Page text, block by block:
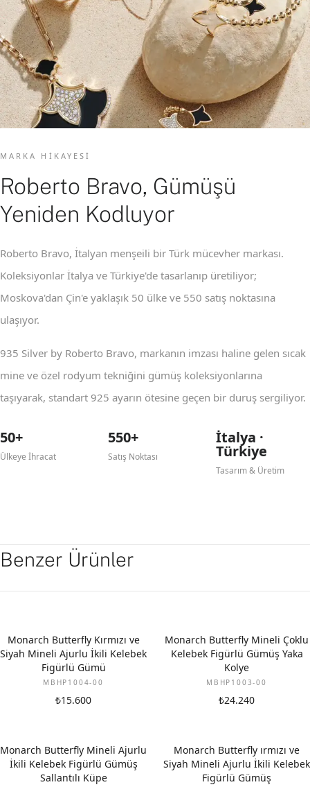
MARKA HIKAYESI
Roberto Bravo, Gümüşü
Yeniden Kodluyor
Roberto Bravo, İtalyan menşeili bir Türk mücevher markası.
Koleksiyonlar İtalya ve Türkiye'de tasarlanıp üretiliyor;
Moskova'dan Çin'e yaklaşık 50 ülke ve 550 satış noktasına
ulaşıyor.
935 Silver by Roberto Bravo, markanın imzası haline gelen sıcak
mine ve özel rodyum tekniğini gümüş koleksiyonlarına
taşıyarak, standart 925 ayarın ötesine geçen bir duruş sergiliyor.
50+
Ülkeye İhracat
550+
Satış Noktası
İtalya ·
Türkiye
Tasarım & Üretim
Benzer Ürünler
Monarch Butterfly Kırmızı ve
Siyah Mineli Ajurlu İkili Kelebek
Figürlü Gümü
MBHP1004-00
₺15.600
Monarch Butterfly Mineli Çoklu
Kelebek Figürlü Gümüş Yaka
Kolye
MBHP1003-00
₺24.240
Monarch Butterfly Mineli Ajurlu
İkili Kelebek Figürlü Gümüş
Sallantılı Küpe
Monarch Butterfly ırmızı ve
Siyah Mineli Ajurlu İkili Kelebek
Figürlü Gümüş